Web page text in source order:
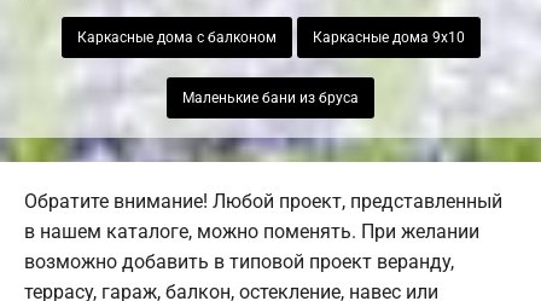
Каркасные дома с балконом Каркасные дома 9х10
Маленькие бани из бруса
Обратите внимание! Любой проект, представленный
в нашем каталоге, можно поменять. При желании
возможно добавить в типовой проект веранду,
террасу, гараж, балкон, остекление, навес или